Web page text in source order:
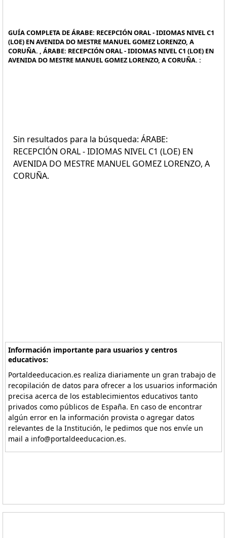
GUÍA COMPLETA DE ÁRABE: RECEPCIÓN ORAL - IDIOMAS NIVEL C1
(LOE) EN AVENIDA DO MESTRE MANUEL GOMEZ LORENZO, A
CORUÑA. , ÁRABE: RECEPCIÓN ORAL - IDIOMAS NIVEL C1 (LOE) EN
AVENIDA DO MESTRE MANUEL GOMEZ LORENZO, A CORUÑA. :
Sin resultados para la búsqueda: ÁRABE:
RECEPCIÓN ORAL - IDIOMAS NIVEL C1 (LOE) EN
AVENIDA DO MESTRE MANUEL GOMEZ LORENZO, A
CORUÑA.
Información importante para usuarios y centros
educativos:
Portaldeeducacion.es realiza diariamente un gran trabajo de
recopilación de datos para ofrecer a los usuarios información
precisa acerca de los establecimientos educativos tanto
privados como públicos de España. En caso de encontrar
algún error en la información provista o agregar datos
relevantes de la Institución, le pedimos que nos envíe un
mail a info@portaldeeducacion.es.